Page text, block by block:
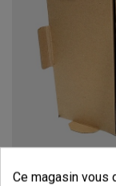
Ce magasin vous